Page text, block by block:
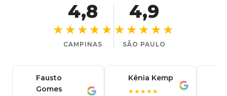
4,8
★★★★★
CAMPINAS
4,9
★★★★★
SÃO PAULO
Fausto
Gomes
Kênia Kemp
★★★★★